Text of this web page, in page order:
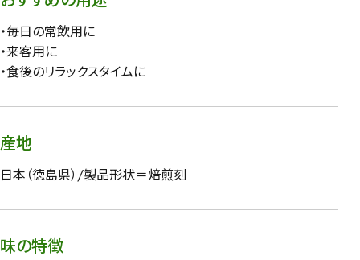
・毎日の常飲用に
・来客用に
・食後のリラックスタイムに
産地
日本（徳島県）/製品形状＝焙煎刻
味の特徴